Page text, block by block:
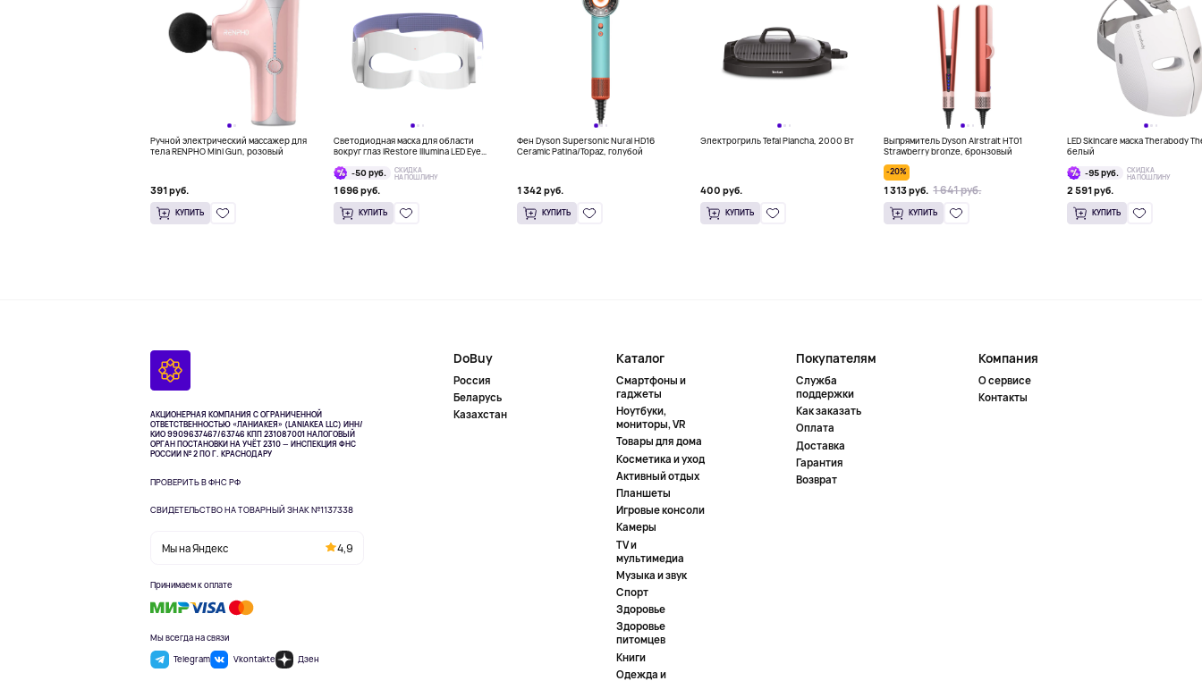
Ручной электрический массажер для
тела RENPHO Mini Gun, розовый
391 руб.
КУПИТЬ
Светодиодная маска для области
вокруг глаз iRestore Illumina LED Eye
-50 руб.
СКИДКА
НА ПОШЛИНУ
1 696 руб.
КУПИТЬ
Фен Dyson Supersonic Nural HD16
Ceramic Patina/Topaz, голубой
1 342 руб.
КУПИТЬ
Электрогриль Tefal Plancha, 2000 Вт
400 руб.
КУПИТЬ
Выпрямитель Dyson Airstrait HT01
Strawberry bronze, бронзовый
-20%
1 313 руб. 1 641 руб.
КУПИТЬ
LED Skincare маска Therabody
белый
-95 руб.
СКИДКА
НА ПОШЛИНУ
2 591 руб.
КУПИТЬ
АКЦИОНЕРНАЯ КОМПАНИЯ С ОГРАНИЧЕННОЙ
ОТВЕТСТВЕННОСТЬЮ «ЛАНИАКЕЯ» (LANIAKEA LLC) ИНН/
КИО 9909637467/63746 КПП 231087001НАЛОГОВЫЙ
ОРГАН ПОСТАНОВКИ НА УЧЁТ 2310 — ИНСПЕКЦИЯ ФНС
РОССИИ № 2 ПО Г. КРАСНОДАРУ
ПРОВЕРИТЬ В ФНС РФ
СВИДЕТЕЛЬСТВО НА ТОВАРНЫЙ ЗНАК №1137338
Мы на Яндекс 4,9
Принимаем к оплате
Мы всегда на связи
Telegram
Vkontakte Дзен
DoBuy
Россия
Беларусь
Казахстан
Каталог
Смартфоны и
гаджеты
Ноутбуки,
мониторы, VR
Товары для дома
Косметика и уход
Активный отдых
Планшеты
Игровые консоли
Камеры
TV и
мультимедиа
Музыка и звук
Спорт
Здоровье
Здоровье
питомцев
Книги
Одежда и
Покупателям
Служба
поддержки
Как заказать
Оплата
Доставка
Гарантия
Возврат
Компания
О сервисе
Контакты